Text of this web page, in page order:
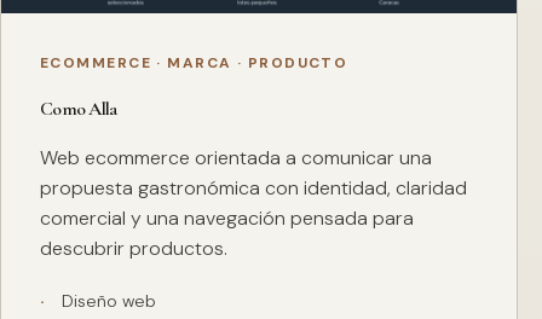
ECOMMERCE · MARCA · PRODUCTO
Como Alla
Web ecommerce orientada a comunicar una
propuesta gastronómica con identidad, claridad
comercial y una navegación pensada para
descubrir productos.
Diseño web